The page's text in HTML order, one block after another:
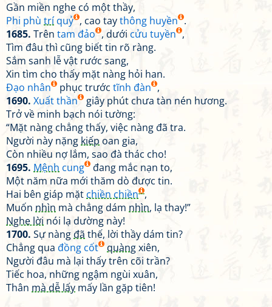
Gần miền nghe có một thầy,
Phi phù tríquỷ , cao taythông huyền .
1685. Trên tam đảo , dưới cửu tuyền ,
Tìm đâu thì cũng biết tin rõ ràng.
Sắm sanh lễ vật rước sang,
Xin tìm cho thấy mặt nàng hỏi han.
Đạo nhân
phục trước tĩnh đàn ,
1690. Xuất thần
giây phút chưa tàn nén hương.
Trở về minh bạch nói tường:
“Mặt nàng chẳng thấy, việc nàng đã tra.
Người này nặng kiếp oan gia,
Còn nhiều nợ lắm, sao đà thác cho!
1695. Mệnh cung
đang mắc nạn to,
Một năm nữa mới thăm dò được tin.
Hai bên giáp mặt chiền chiền ,
Muốn nhìn mà chẳng dám nhìn, lạ thay!”
Nghe lời nói lạ dường này!
1700. Sự nàngđã thế, lời thầy dám tin?
Chẳng qua đồng cốt quàngxiên,
Người đâu mà lại thấy trên cõi trần?
Tiếc hoa, những ngậm ngùi xuân,
Thân mà dễ lấy mấy lần gặp tiên!